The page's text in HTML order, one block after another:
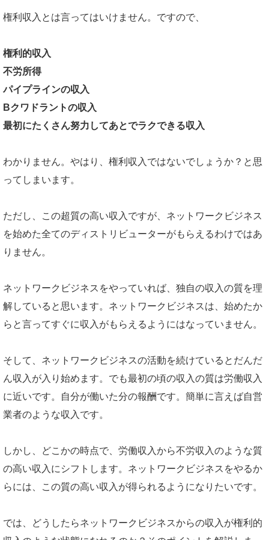
権利収入とは言ってはいけません。ですので、
権利的収入
不労所得
パイプラインの収入
Bクワドラントの収入
最初にたくさん努力してあとでラクできる収入
わかりません。やはり、権利収入ではないでしょうか？と思
ってしまいます。
ただし、この超質の高い収入ですが、ネットワークビジネス
を始めた全てのディストリビューターがもらえるわけではあ
りません。
ネットワークビジネスをやっていれば、独自の収入の質を理
解していると思います。ネットワークビジネスは、始めたか
らと言ってすぐに収入がもらえるようにはなっていません。
そして、ネットワークビジネスの活動を続けているとだんだ
ん収入が入り始めます。でも最初の頃の収入の質は労働収入
に近いです。自分が働いた分の報酬です。簡単に言えば自営
業者のような収入です。
しかし、どこかの時点で、労働収入から不労収入のような質
の高い収入にシフトします。ネットワークビジネスをやるか
らには、この質の高い収入が得られるようになりたいです。
では、どうしたらネットワークビジネスからの収入が権利的